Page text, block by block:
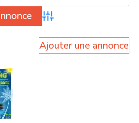
Advanced Search
Ajouter une annonce